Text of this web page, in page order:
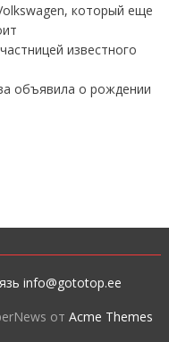
который еще
известного
объявила о рождении
info@gototop.ee
отAcme Themes